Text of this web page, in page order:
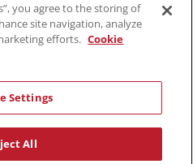
you agree to the storing of
site navigation, analyze
efforts. Cookie
Settings
All